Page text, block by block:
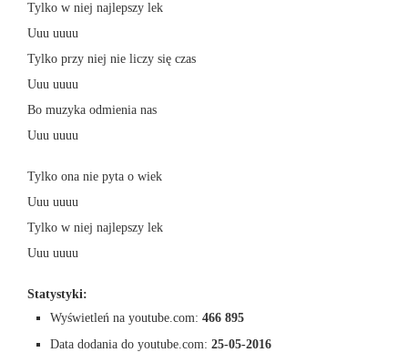
Tylko w niej najlepszy lek
Uuu uuuu
Tylko przy niej nie liczy się czas
Uuu uuuu
Bo muzyka odmienia nas
Uuu uuuu
Tylko ona nie pyta o wiek
Uuu uuuu
Tylko w niej najlepszy lek
Uuu uuuu
Statystyki:
Wyświetleń na youtube.com: 466 895
Data dodania do youtube.com: 25-05-2016